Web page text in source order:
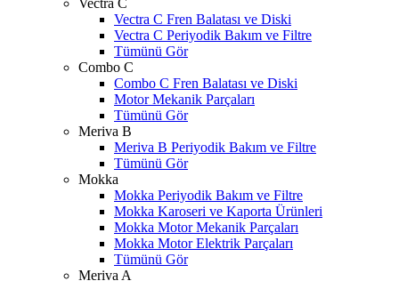
Vectra C
Vectra C Fren Balatası ve Diski
Vectra C Periyodik Bakım ve Filtre
Tümünü Gör
Combo C
Combo C Fren Balatası ve Diski
Motor Mekanik Parçaları
Tümünü Gör
Meriva B
Meriva B Periyodik Bakım ve Filtre
Tümünü Gör
Mokka
Mokka Periyodik Bakım ve Filtre
Mokka Karoseri ve Kaporta Ürünleri
Mokka Motor Mekanik Parçaları
Mokka Motor Elektrik Parçaları
Tümünü Gör
Meriva A